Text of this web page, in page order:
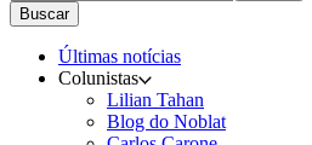
Buscar
Últimas notícias
Colunistas
Lilian Tahan
Blog do Noblat